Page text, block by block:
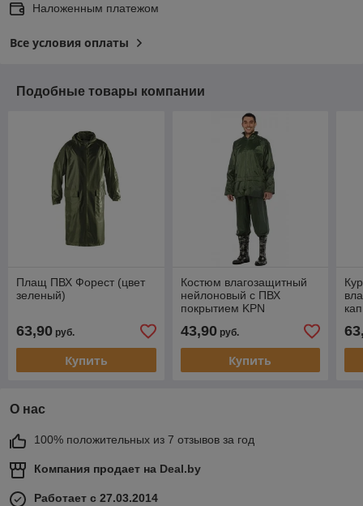
Наложенным платежом
Все условия оплаты
Подобные товары компании
Плащ ПВХ Форест (цвет
зеленый)
63,90 руб.
Купить
Костюм влагозащитный
нейлоновый с ПВХ
покрытием KPN
43,90руб.
Купить
О нас
100% положительных из 7 отзывов за год
Компания продает на Deal.by
Работает с 27.03.2014